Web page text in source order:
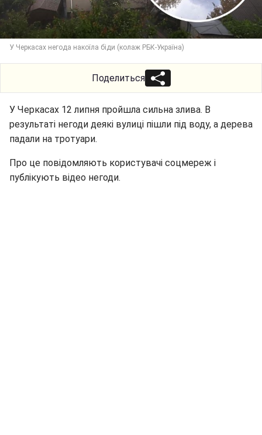
У Черкасах негода накоїла біди (колаж РБК-Україна)
Поделиться
У Черкасах 12 липня пройшла сильна злива. В
результаті негоди деякі вулиці пішли під воду, а дерева
падали на тротуари.
Про це повідомляють користувачі соцмереж і
публікують відео негоди.